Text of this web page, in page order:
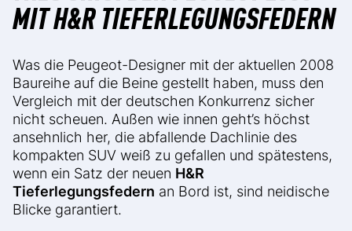
MIT H&R TIEFERLEGUNGSFEDERN
Was die Peugeot-Designer mit der aktuellen 2008
Baureihe auf die Beine gestellt haben, muss den
Vergleich mit der deutschen Konkurrenz sicher
nicht scheuen. Außen wie innen geht’s höchst
ansehnlich her, die abfallende Dachlinie des
kompakten SUV weiß zu gefallen und spätestens,
wenn ein Satz der neuen H&R
Tieferlegungsfedern an Bord ist, sind neidische
Blicke garantiert.